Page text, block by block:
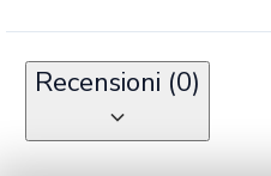
Recensioni (0)